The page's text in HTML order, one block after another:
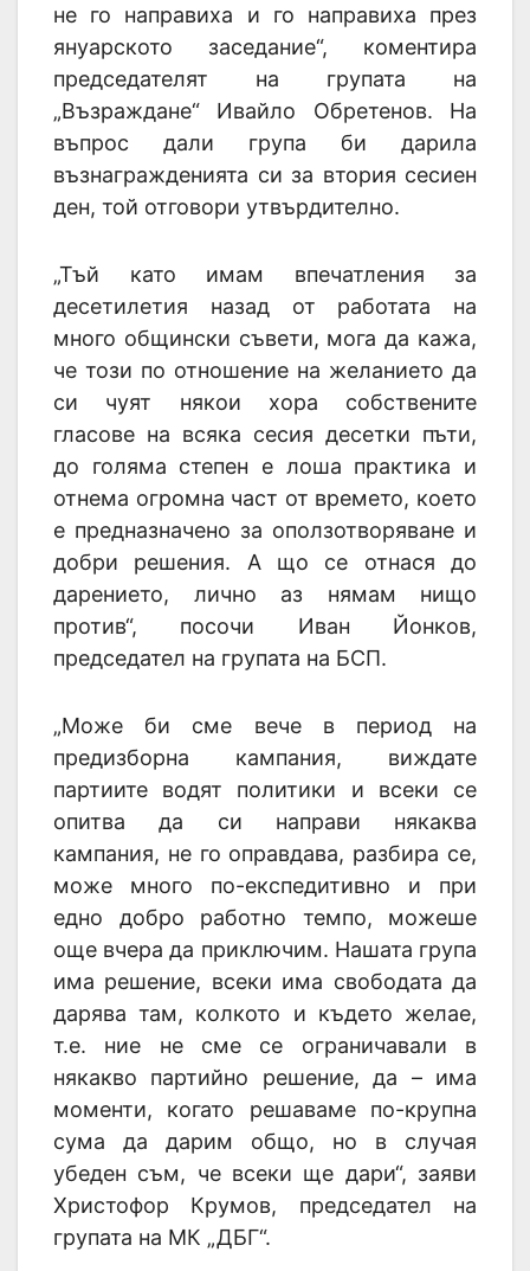
не го направиха и го направиха през
януарското заседание“, коментира
председателят на групата на
„Възраждане“ Ивайло Обретенов. На
въпрос дали група би дарила
възнагражденията си за втория сесиен
ден, той отговори утвърдително.
„Тъй като имам впечатления за
десетилетия назад от работата на
много общински съвети, мога да кажа,
че този по отношение на желанието да
си чуят някои хора собствените
гласове на всяка сесия десетки пъти,
до голяма степен е лоша практика и
отнема огромна част от времето, което
е предназначено за оползотворяване и
добри решения. А що се отнася до
дарението, лично аз нямам нищо
против“, посочи Иван Йонков,
председател на групата на БСП.
„Може би сме вече в период на
предизборна кампания, виждате
партиите водят политики и всеки се
опитва да си направи някаква
кампания, не го оправдава, разбира се,
може много по-експедитивно и при
едно добро работно темпо, можеше
още вчера да приключим. Нашата група
има решение, всеки има свободата да
дарява там, колкото и където желае,
т.е. ние не сме се ограничавали в
някакво партийно решение, да – има
моменти, когато решаваме по-крупна
сума да дарим общо, но в случая
убеден съм, че всеки ще дари“, заяви
Христофор Крумов, председател на
групата на МК „ДБГ“.